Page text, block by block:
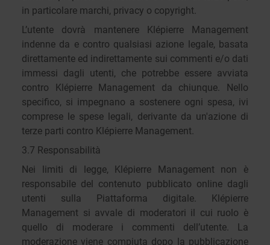
in particolare marchi, privacy o copyright.
L’utente dovrà mantenere Klépierre Management
indenne da e contro qualsiasi azione legale, basata
direttamente ed indirettamente sui commenti e/o dati
immessi dagli utenti, che potrebbe essere avviata
contro Klépierre Management da chiunque. Nello
specifico, si impegnano a sostenere ogni spesa, ivi
comprese le spese legali, derivante da un'azione di
terze parti contro Klépierre Management.
3.7 Responsabilità
Nei limiti di legge, Klépierre Management non è
responsabile del contenuto pubblicato online dagli
utenti sulla Piattaforma digitale. Klépierre
Management si avvale di moderatori il cui ruolo è
quello di moderare i commenti dell’utente. La
moderazione viene compiuta dopo la pubblicazione